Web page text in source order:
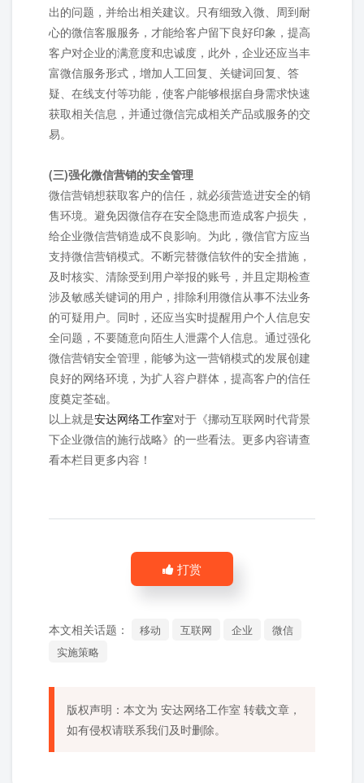
出的问题，并给出相关建议。只有细致入微、周到耐
心的微信客服服务，才能给客户留下良好印象，提高
客户对企业的满意度和忠诚度，此外，企业还应当丰
富微信服务形式，增加人工回复、关键词回复、答
疑、在线支付等功能，使客户能够根据自身需求快速
获取相关信息，并通过微信完成相关产品或服务的交
易。
(三)强化微信营销的安全管理
微信营销想获取客户的信任，就必须营造进安全的销
售环境。避免因微信存在安全隐患而造成客户损失，
给企业微信营销造成不良影响。为此，微信官方应当
支持微信营销模式。不断完替微信软件的安全措施，
及时核实、清除受到用户举报的账号，并且定期检查
涉及敏感关键词的用户，排除利用微信从事不法业务
的可疑用户。同时，还应当实时提醒用户个人信息安
全问题，不要随意向陌生人泄露个人信息。通过强化
微信营销安全管理，能够为这一营销模式的发展创建
良好的网络环境，为扩人容户群体，提高客户的信任
度奠定荃础。
以上就是安达网络工作室对于《挪动互联网时代背景
下企业微信的施行战略》的一些看法。更多内容请查
看本栏目更多内容！
打赏
本文相关话题： 移动 互联网 企业
微信
实施策略
版权声明：本文为 安达网络工作室 转载文章，
如有侵权请联系我们及时删除。